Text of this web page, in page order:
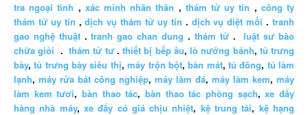
tra ngoại tình , xác minh nhân thân , thám tử uy tín , công ty
thám tử uy tín ,dịch vụ thám tử uy tín . dịch vụ diệt mối .tranh
gao nghệ thuật.tranh gao chan dung . thám tử.luật sư bào
chữa giỏi .thám tử tư.thiết bị bếp âu,lò nướng bánh, tủ trưng
bày,tủ trưng bày siêu thị,máy trộn bột,bàn mát, tủ đông, tủ làm
lạnh, máy rửa bát công nghiệp, máy làm đá, máy làm kem, máy
làm kem tươi,bàn thao tác,bàn thao tác phòng sạch,xe đẩy
hàng nhà máy, xe đẩy có giá chịu nhiệt, kệ trung tải, kệ hạng